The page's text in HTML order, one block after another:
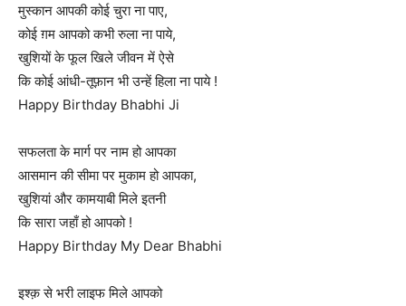
मुस्कान आपकी कोई चुरा ना पाए,
कोई ग़म आपको कभी रुला ना पाये,
खुशियों के फूल खिले जीवन में ऐसे
कि कोई आंधी-तूफ़ान भी उन्हें हिला ना पाये !
Happy Birthday Bhabhi Ji
सफलता के मार्ग पर नाम हो आपका
आसमान की सीमा पर मुकाम हो आपका,
खुशियां और कामयाबी मिले इतनी
कि सारा जहाँ हो आपको !
Happy Birthday My Dear Bhabhi
इश्क़ से भरी लाइफ मिले आपको